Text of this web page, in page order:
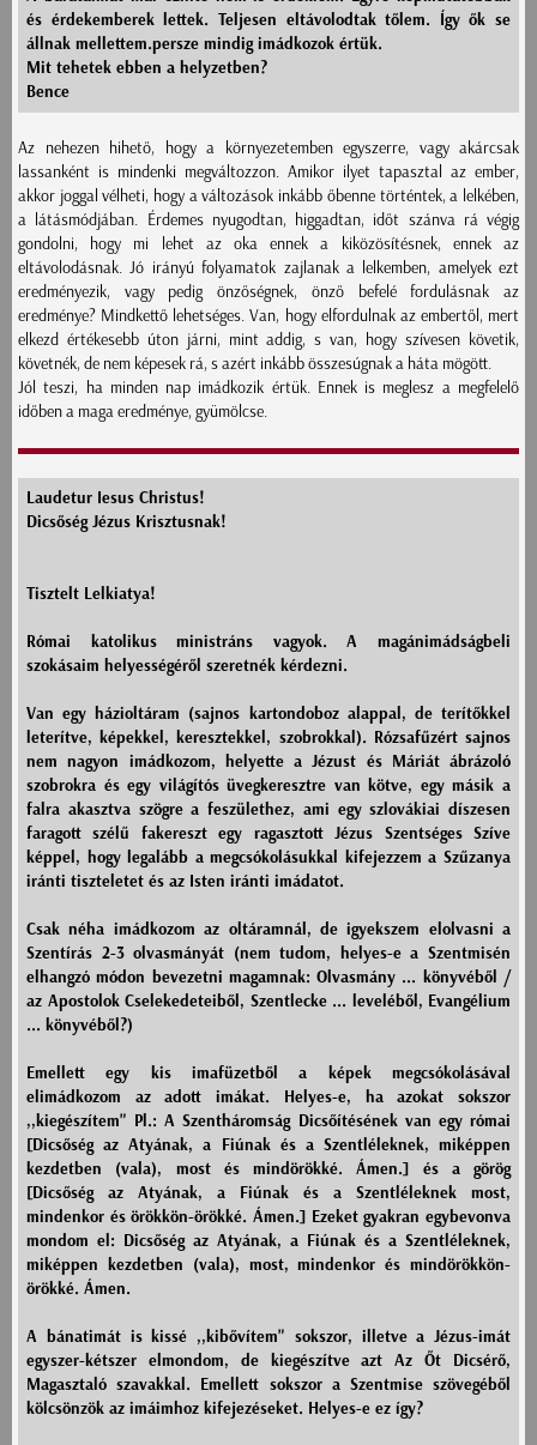
és érdekemberek lettek. Teljesen eltávolodtak tőlem. Így ők se
állnak mellettem.persze mindig imádkozok értük.
Mit tehetek ebben a helyzetben?
Bence
Az nehezen hihető, hogy a környezetemben egyszerre, vagy akárcsak
lassanként is mindenki megváltozzon. Amikor ilyet tapasztal az ember,
akkor joggal vélheti, hogy a változások inkább őbenne történtek, a lelkében,
a látásmódjában. Érdemes nyugodtan, higgadtan, időt szánva rá végig
gondolni, hogy mi lehet az oka ennek a kiközösítésnek, ennek az
eltávolodásnak. Jó irányú folyamatok zajlanak a lelkemben, amelyek ezt
eredményezik, vagy pedig önzőségnek, önző befelé fordulásnak az
eredménye? Mindkettő lehetséges. Van, hogy elfordulnak az embertől, mert
elkezd értékesebb úton járni, mint addig, s van, hogy szívesen követik,
követnék, de nem képesek rá, s azért inkább összesúgnak a háta mögött.
Jól teszi, ha minden nap imádkozik értük. Ennek is meglesz a megfelelő
időben a maga eredménye, gyümölcse.
Laudetur Iesus Christus!
Dicsőség Jézus Krisztusnak!
Tisztelt Lelkiatya!
Római katolikus ministráns vagyok. A magánimádságbeli
szokásaim helyességéről szeretnék kérdezni.
Van egy házioltáram (sajnos kartondoboz alappal, de terítőkkel
leterítve, képekkel, keresztekkel, szobrokkal). Rózsafűzért sajnos
nem nagyon imádkozom, helyette a Jézust és Máriát ábrázoló
szobrokra és egy világítós üvegkeresztre van kötve, egy másik a
falra akasztva szögre a feszülethez, ami egy szlovákiai díszesen
faragott szélű fakereszt egy ragasztott Jézus Szentséges Szíve
képpel, hogy legalább a megcsókolásukkal kifejezzem a Szűzanya
iránti tiszteletet és az Isten iránti imádatot.
Csak néha imádkozom az oltáramnál, de igyekszem elolvasni a
Szentírás 2-3 olvasmányát (nem tudom, helyes-e a Szentmisén
elhangzó módon bevezetni magamnak: Olvasmány ... könyvéből /
az Apostolok Cselekedeteiből, Szentlecke ... leveléből, Evangélium
... könyvéből?)
Emellett egy kis imafüzetből a képek megcsókolásával
elimádkozom az adott imákat. Helyes-e, ha azokat sokszor
,,kiegészítem" Pl.: A Szentháromság Dicsőítésének van egy római
[Dicsőség az Atyának, a Fiúnak és a Szentléleknek, miképpen
kezdetben (vala), most és mindörökké. Ámen.] és a görög
[Dicsőség az Atyának, a Fiúnak és a Szentléleknek most,
mindenkor és örökkön-örökké. Ámen.] Ezeket gyakran egybevonva
mondom el: Dicsőség az Atyának, a Fiúnak és a Szentléleknek,
miképpen kezdetben (vala), most, mindenkor és mindörökkön-
örökké. Ámen.
A bánatimát is kissé ,,kibővítem" sokszor, illetve a Jézus-imát
egyszer-kétszer elmondom, de kiegészítve azt Az Őt Dicsérő,
Magasztaló szavakkal. Emellett sokszor a Szentmise szövegéből
kölcsönzök az imáimhoz kifejezéseket. Helyes-e ez így?